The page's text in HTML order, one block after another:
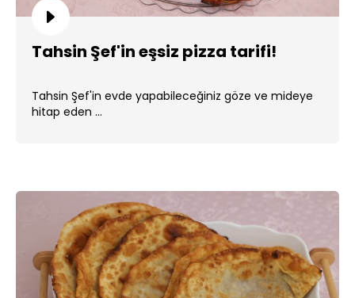
Tahsin Şef'in eşsiz pizza tarifi!
Tahsin Şef'in evde yapabileceğiniz göze ve mideye
hitap eden ...